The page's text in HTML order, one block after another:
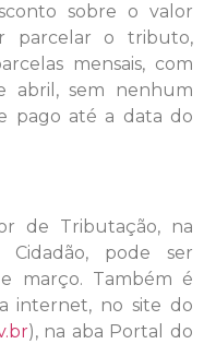
sobre o valor
parcelar o tributo,
mensais, com
abril, sem nenhum
pago até a data do
de Tributação, na
pode ser
março. Também é
internet, no site do
), na aba Portal do